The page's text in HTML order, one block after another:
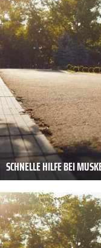
SCHNELLE HILFE BEI